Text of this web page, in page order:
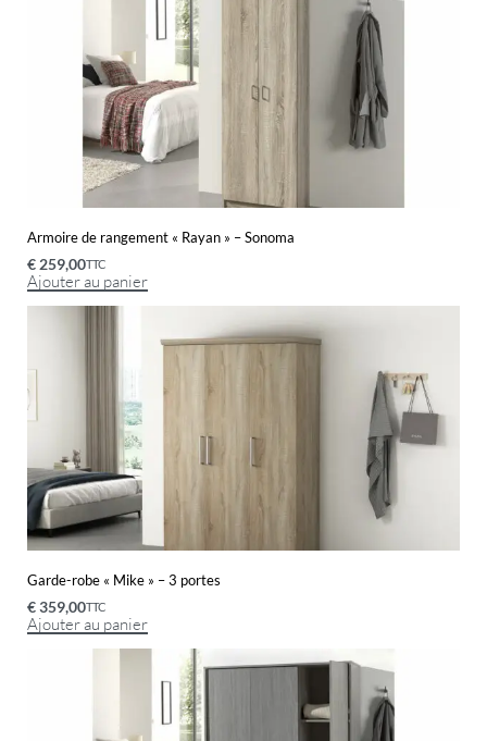
Armoire de rangement « Rayan » – Sonoma
€ 259,00TTC
Ajouter au panier
Garde-robe « Mike » – 3 portes
€359,00TTC
Ajouter au panier